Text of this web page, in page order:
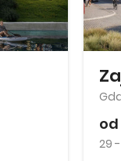
od
29